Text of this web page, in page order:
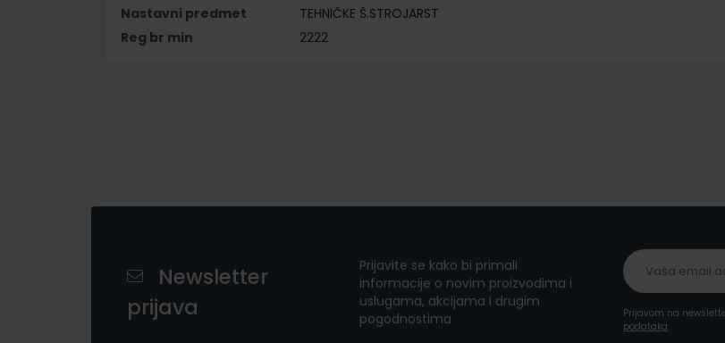
Nastavni predmet
TEHNIČKE Š.STROJARST
Reg br min
2222
Newsletter
prijava
Prijavite se kako bi primali
informacije o novim proizvodima i
uslugama, akcijama i drugim
pogodnostima
Prijavom na
podataka